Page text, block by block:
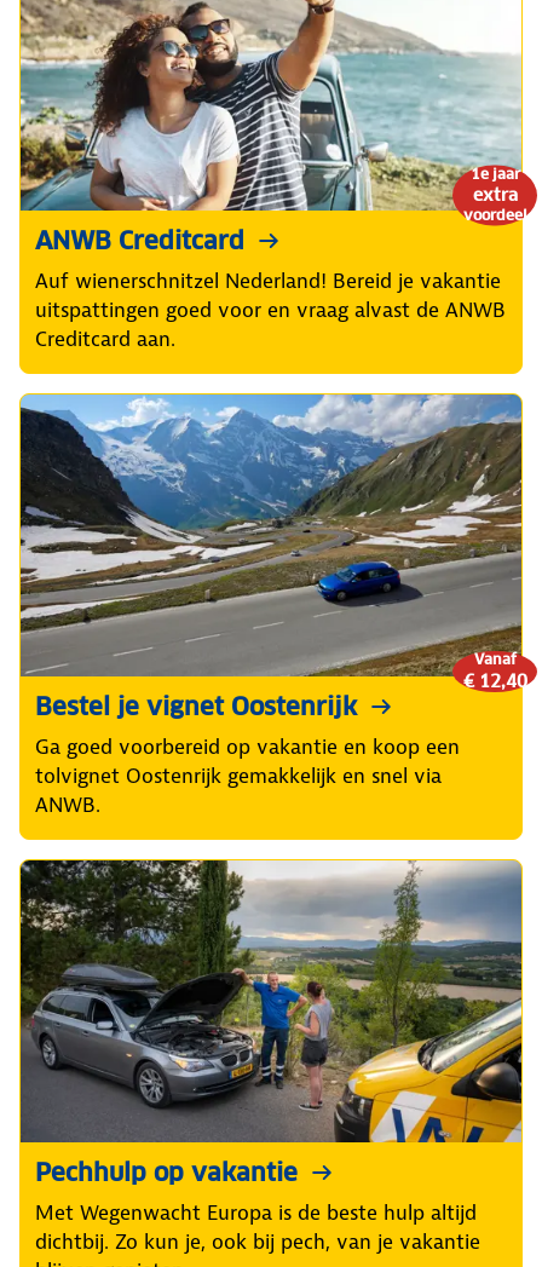
1e jaar
extra
voordeel
ANWB Creditcard
Auf wienerschnitzel Nederland! Bereid je vakantie
uitspattingen goed voor en vraag alvast de ANWB
Creditcard aan.
Vanaf
€ 12,40
Bestel je vignet Oostenrijk
Ga goed voorbereid op vakantie en koop een
tolvignet Oostenrijk gemakkelijk en snel via
ANWB.
Pechhulp op vakantie
Met Wegenwacht Europa is de beste hulp altijd
dichtbij. Zo kun je, ook bij pech, van je vakantie